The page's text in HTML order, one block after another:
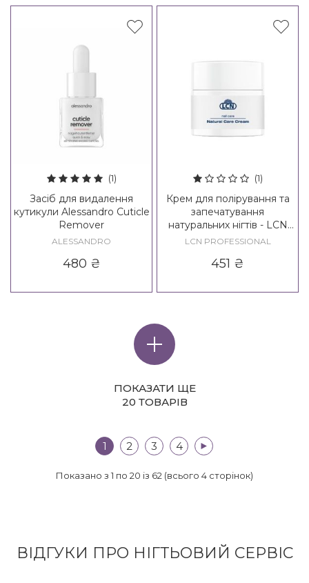
(1)
Засіб для видалення
кутикули Alessandro Cuticle
Remover
ALESSANDRO
480 ₴
(1)
Крем для полірування та
запечатування
натуральних нігтів - LCN
Natural Care Cream
LCN PROFESSIONAL
451 ₴
ПОКАЗАТИ ЩЕ
20 ТОВАРІВ
1 2 3 4 >|
Показано з 1 по 20 із 62 (всього 4 сторінок)
ВІДГУКИ ПРО НІГТЬОВИЙ СЕРВІС